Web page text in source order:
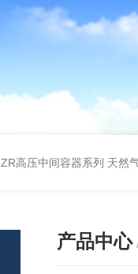
ZR高压中间容器系列 天然
产品中心